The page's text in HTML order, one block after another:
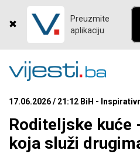
Preuzmite
aplikaciju
17.06.2026 / 21:12 BiH -
Roditeljske kuće
koja služi